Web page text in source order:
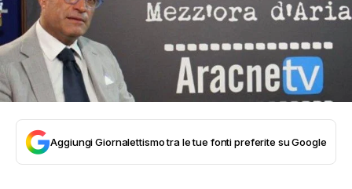
Aggiungi Giornalettismo tra le tue fonti preferite su Google